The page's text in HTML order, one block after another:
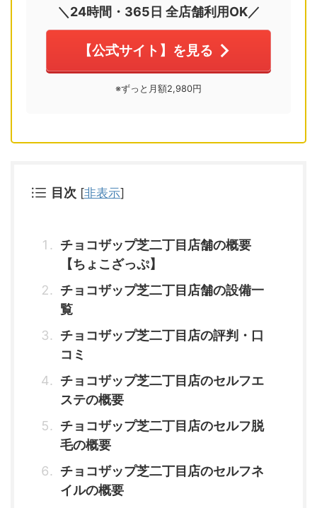
＼24時間・365日 全店舗利用OK／
【公式サイト】を見る
※ずっと月額2,980円
目次 [非表示]
チョコザップ芝二丁目店舗の概要
【ちょこざっぷ】
チョコザップ芝二丁目店舗の設備一
覧
チョコザップ芝二丁目店の評判・口
コミ
チョコザップ芝二丁目店のセルフエ
ステの概要
チョコザップ芝二丁目店のセルフ脱
毛の概要
チョコザップ芝二丁目店のセルフネ
イルの概要